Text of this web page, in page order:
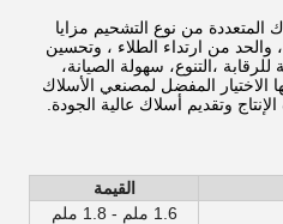
من نوع التشحيم مزايا
من ارتداء الطلاء ، وتحسين
،التنوع، سهولة الصيانة،
الاختيار المفضل لمصنعي الأسلاك
وتقديم أسلاك عالية الجودة.
القيمة
1.6 ملم - 1.8 ملم